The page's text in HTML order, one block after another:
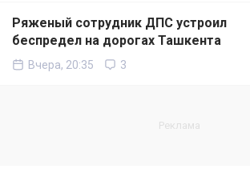
Ряженый сотрудник ДПС устроил
беспредел на дорогах Ташкента
Вчера, 20:35 3